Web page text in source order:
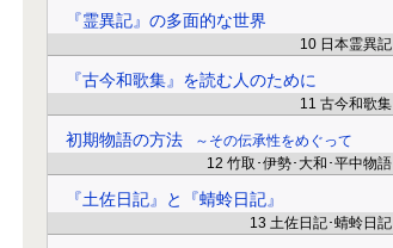
『霊異記』の多面的な世界
10 日本霊異記
『古今和歌集』を読む人のために
11 古今和歌集
初期物語の方法
その伝承性をめぐって
12 竹取･伊勢･大和･平中物語
『土佐日記』と『蜻蛉日記』
13 土佐日記･蜻蛉日記